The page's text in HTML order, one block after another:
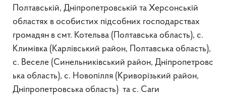
Полтавській, Дніпропетровській та Херсонській
областях в особистих підсобних господарствах
громадян в смт. Котельва (Полтавська область), с.
Климівка (Карлівський район, Полтавська область),
с. Веселе (Синельниківський район, Дніпропетровс
ька область), с. Новопілля (Криворізький район,
Дніпропетровська область) та с. Саги